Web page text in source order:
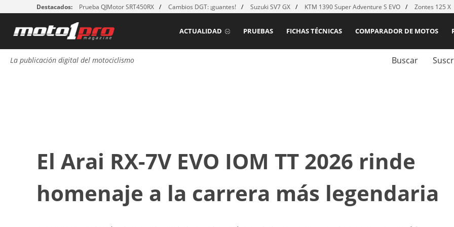
Destacados: Prueba QJMotor SRT450RX Cambios DGT: ¡guantes! Suzuki SV7 GX KTM 1390 Super Adventure S EVO Zontes 125 X
COMPARADOR DE MOTOS
FICHAS TÉCNICAS
PRUEBAS
ACTUALIDAD
La publicación digital del motociclismo Buscar
El Arai RX-7V EVO IOM TT 2026 rinde
homenaje a la carrera más legendaria